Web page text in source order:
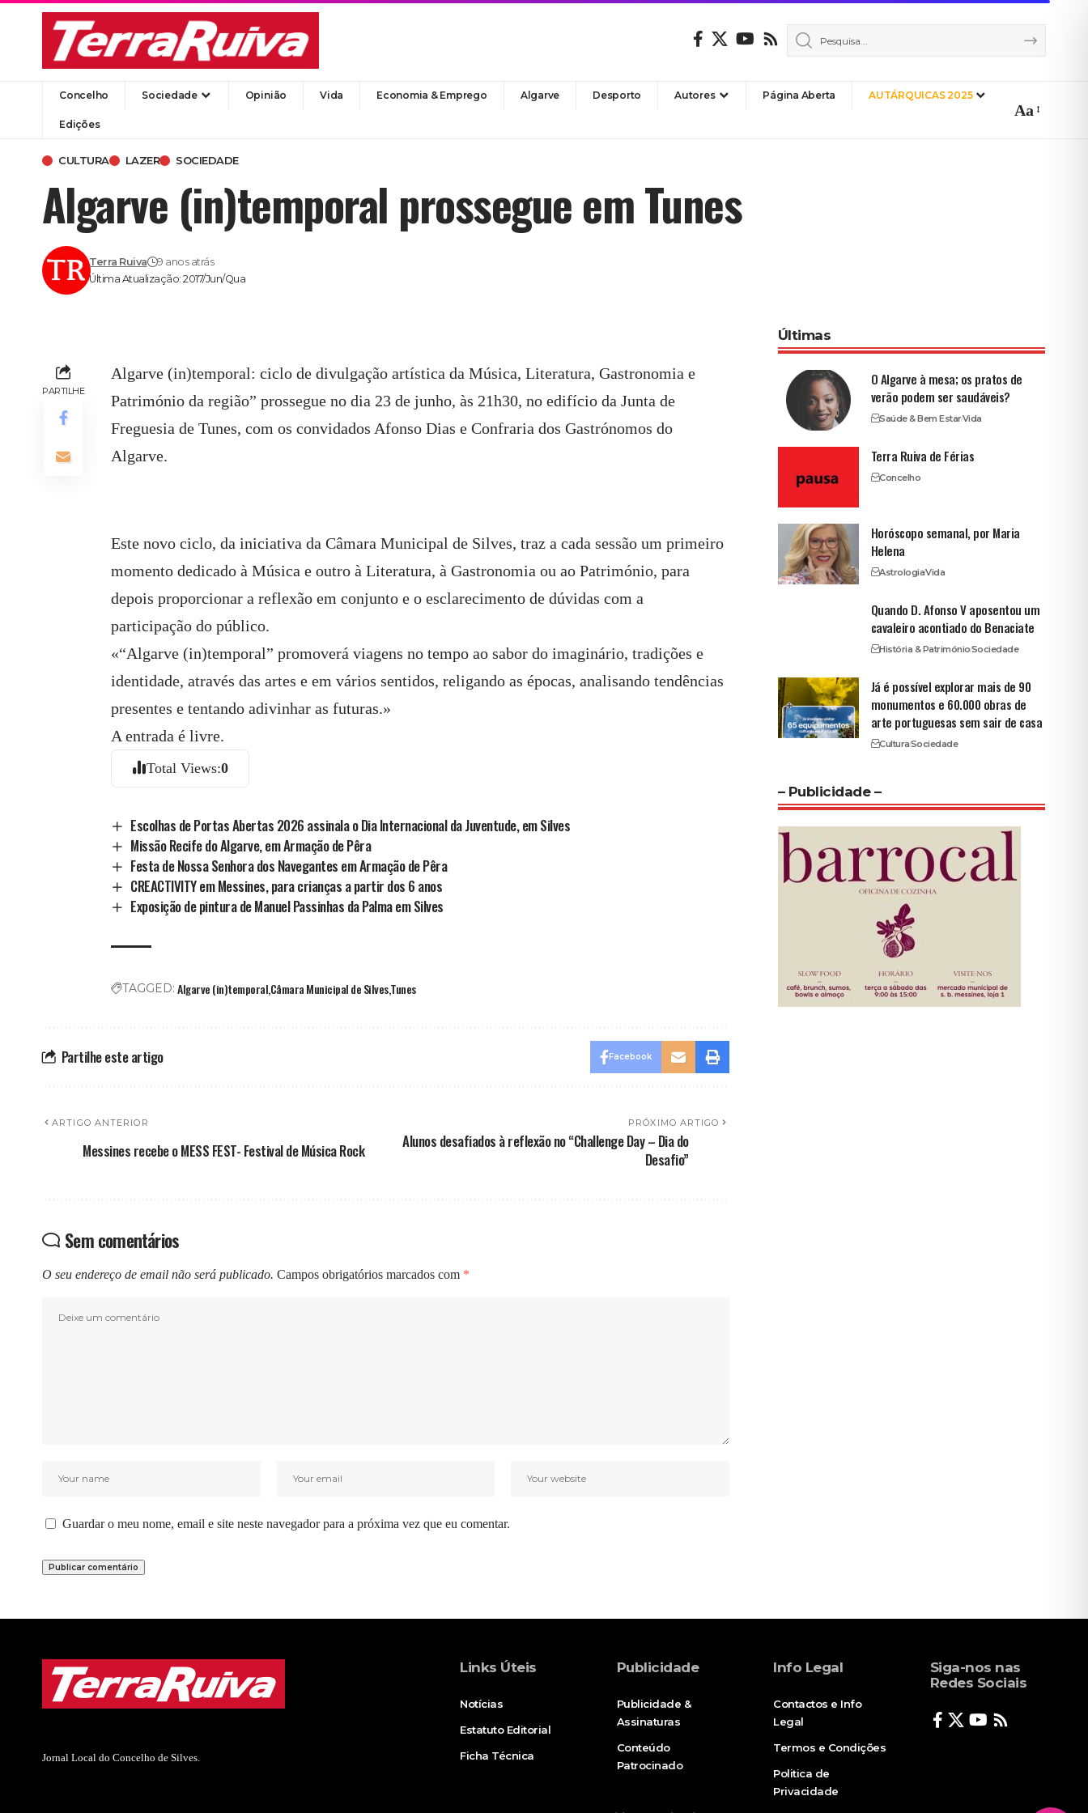
Concelho Sociedade Opinião Vida Economia & Emprego Algarve Desporto Autores Página Aberta AUTÁRQUICAS 2025
Edições
Aa
CULTURA LAZER SOCIEDADE
Algarve (in)temporal prossegue em Tunes
Última Atualização: 2017/Jun/Qua
Terra Ruiva 9 anos atrás
PARTILHE
Algarve (in)temporal: ciclo de divulgação artística da Música, Literatura, Gastronomia e
Património da região” prossegue no dia 23 de junho, às 21h30, no edifício da Junta de
Freguesia de Tunes, com os convidados Afonso Dias e Confraria dos Gastrónomos do
Algarve.
Este novo ciclo, da iniciativa da Câmara Municipal de Silves, traz a cada sessão um primeiro
momento dedicado à Música e outro à Literatura, à Gastronomia ou ao Património, para
depois proporcionar a reflexão em conjunto e o esclarecimento de dúvidas com a
participação do público.
«“Algarve (in)temporal” promoverá viagens no tempo ao sabor do imaginário, tradições e
identidade, através das artes e em vários sentidos, religando as épocas, analisando tendências
presentes e tentando adivinhar as futuras.»
A entrada é livre.
Total Views:0
Escolhas de Portas Abertas 2026 assinala o Dia Internacional da Juventude, em Silves
Missão Recife do Algarve, em Armação de Pêra
Festa de Nossa Senhora dos Navegantes em Armação de Pêra
CREACTIVITY em Messines, para crianças a partir dos 6 anos
Exposição de pintura de Manuel Passinhas da Palma em Silves
TAGGED: Algarve (in)temporalCâmara Municipal de SilvesTunes
Partilhe este artigo Facebook
ARTIGO ANTERIOR
Messines recebe o MESS FEST- Festival de Música Rock
PRÓXIMO ARTIGO
Alunos desafiados à reflexão no “Challenge Day – Dia do
Desafio”
Sem comentários
O seu endereço de email não será publicado. Campos obrigatórios marcados com *
Guardar o meu nome, email e site neste navegador para a próxima vez que eu comentar.
Últimas
O Algarve à mesa; os pratos de
verão podem ser saudáveis?
Saúde & Bem EstarVida
Terra Ruiva de Férias
Concelho
Horóscopo semanal, por Maria
Helena
AstrologiaVida
Quando D. Afonso V aposentou um
cavaleiro acontiado do Benaciate
História & PatrimónioSociedade
Já é possível explorar mais de 90
monumentos e 60.000 obras de
arte portuguesas sem sair de casa
CulturaSociedade
– Publicidade –
Jornal Local do Concelho de Silves.
Links Úteis
Notícias
Estatuto Editorial
Ficha Técnica
Publicidade
Publicidade &
Assinaturas
Conteúdo
Patrocinado
Info Legal
Contactos e Info
Legal
Termos e Condições
Politica de
Privacidade
Siga-nos nas
Redes Sociais